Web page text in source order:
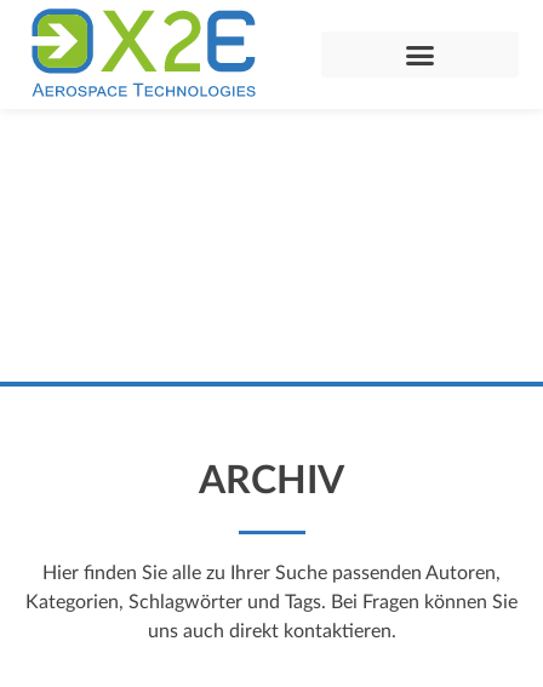
ARCHIV
Hier finden Sie alle zu Ihrer Suche passenden Autoren,
Kategorien, Schlagwörter und Tags. Bei Fragen können Sie
uns auch direkt kontaktieren.